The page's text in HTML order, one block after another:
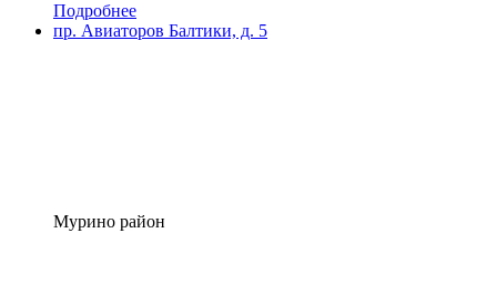
Подробнее
пр. Авиаторов Балтики, д. 5
Мурино район